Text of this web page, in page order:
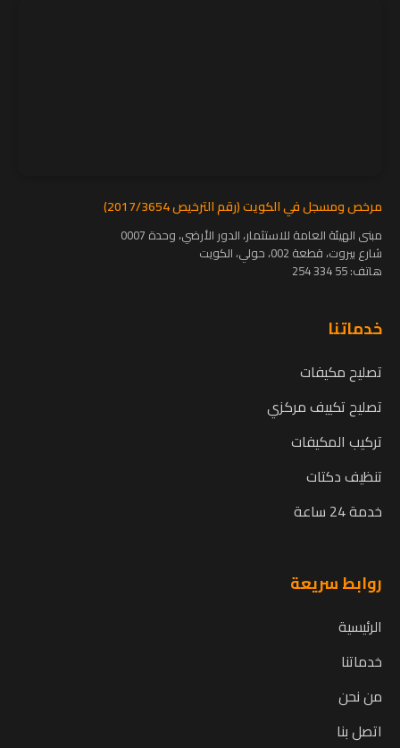
مرخص ومسجل في الكويت (رقم الترخيص 2017/3654)
مبنى الهيئة العامة للاستثمار، الدور الأرضي، وحدة 0007
شارع بيروت، قطعة 002، حولي، الكويت
هاتف:55 334 254
خدماتنا
تصليح مكيفات
تصليح تكييف مركزي
تركيب المكيفات
تنظيف دكتات
خدمة 24 ساعة
روابط سريعة
الرئيسية
خدماتنا
من نحن
اتصل بنا